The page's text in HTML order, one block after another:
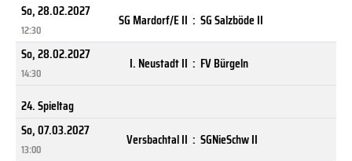
So, 28.02.2027
12:30
SG Mardorf/E II : SG Salzböde II
So, 28.02.2027
14:30
I. Neustadt II : FV Bürgeln
24. Spieltag
So, 07.03.2027
13:00
Versbachtal II : SGNieSchw II